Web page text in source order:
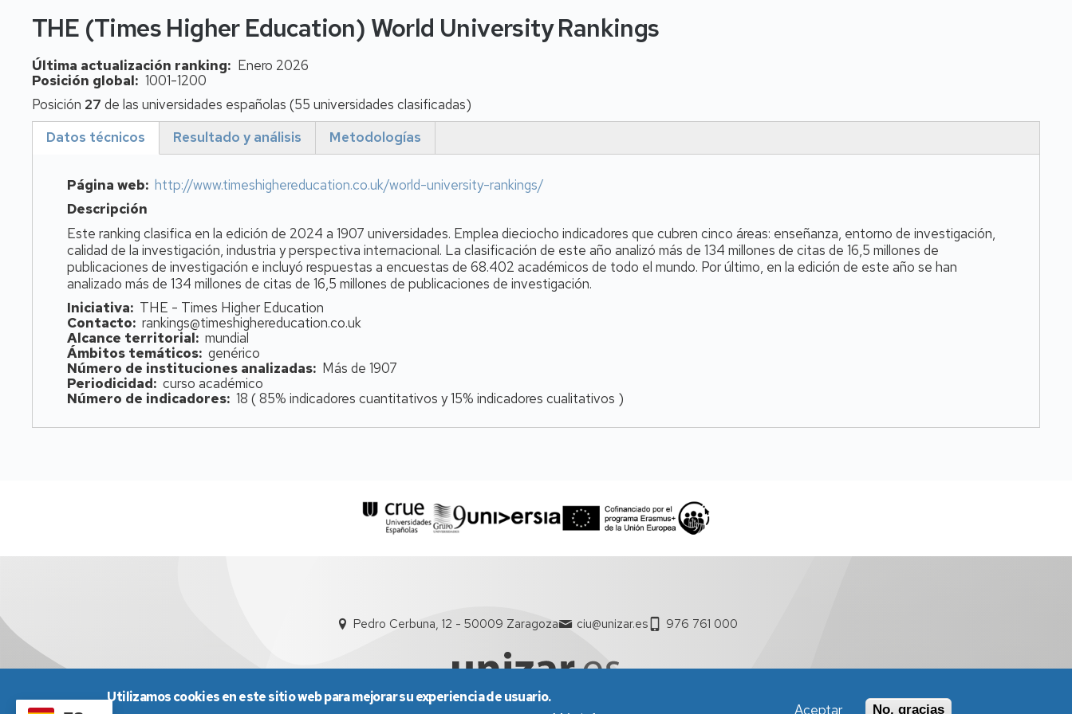
THE (Times Higher Education) World University Rankings
Última actualización ranking
Enero 2026
Posición global
1001-1200
Posición 27 de las universidades españolas (55 universidades clasificadas)
Datos técnicos
Resultado y análisis Metodologías
Página web http://www.timeshighereducation.co.uk/world-university-rankings/
Descripción
Este ranking clasifica en la edición de 2024 a 1907 universidades. Emplea dieciocho indicadores que cubren cinco áreas: enseñanza, entorno de investigación,
calidad de la investigación, industria y perspectiva internacional. La clasificación de este año analizó más de 134 millones de citas de 16,5 millones de
publicaciones de investigación e incluyó respuestas a encuestas de 68.402 académicos de todo el mundo. Por último, en la edición de este año se han
analizado más de 134 millones de citas de 16,5 millones de publicaciones de investigación.
Iniciativa
THE - Times Higher Education
Contacto rankings@timeshighereducation.co.uk
Alcance territorial mundial
Ámbitos temáticos genérico
Número de instituciones analizadas
Más de 1907
Periodicidad curso académico
Número de indicadores 18 ( 85% indicadores cuantitativos y 15% indicadores cualitativos )
Pedro Cerbuna, 12 - 50009 Zaragoza ciu@unizar.es 976 761 000
Utilizamos cookies en este sitio web para mejorar su experiencia de usuario.
Aceptar No, gracias